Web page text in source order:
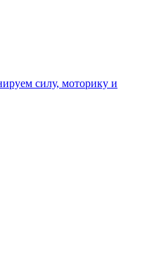
силу, моторику и